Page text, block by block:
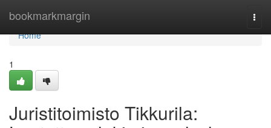
bookmarkmargin
Home
Home
1
Juristitoimisto Tikkurila: